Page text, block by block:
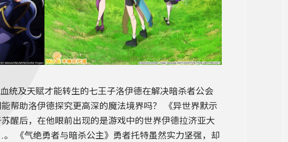
统及天赋才能转生的七王子洛伊德在解决暗杀者公会
帮助洛伊德探究更高深的魔法境界吗？ 《异世界默示
醒后，在他眼前出现的是游戏中的世界伊德拉济亚大
《气绝勇者与暗杀公主》勇者托特虽然实力坚强，却